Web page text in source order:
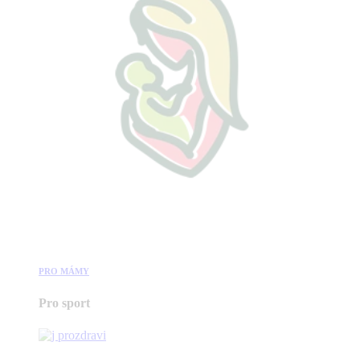
PRO MÁMY
Pro sport